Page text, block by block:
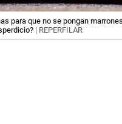
para que no se pongan
| REPERFILAR